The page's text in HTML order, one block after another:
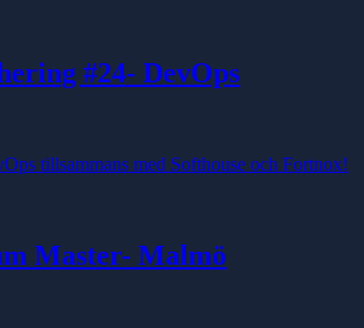
#24- DevOps
tillsammans med Softhouse och Fortnox!
Master- Malmö